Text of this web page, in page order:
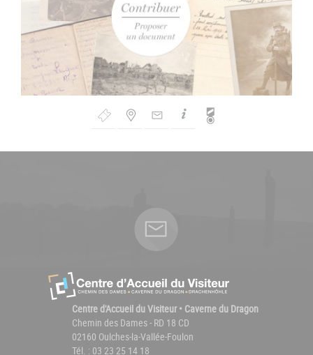
de
Centre d'Accueil du Visiteur • Caverne du Dragon
Chemin des Dames - RD 18 CD
02160 Oulches-la-Vallée-Foulon
Tél. : 03 23 25 14 18